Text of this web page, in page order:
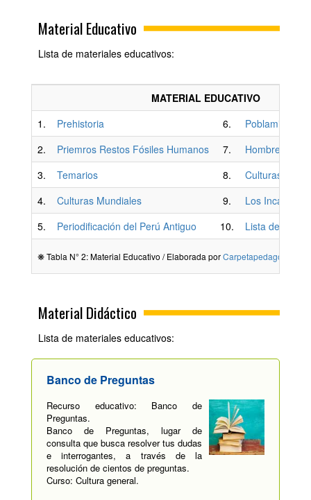
Material Educativo
Lista de materiales educativos:
MATERIAL EDUCATIVO
1.
Prehistoria 6.
Poblamiento
2.
Priemros Restos Fósiles Humanos 7.
Hombre
3.
Temarios 8.
Culturas
4.
Culturas Mundiales 9.
Los Incas
5.
Periodificación del Perú Antiguo 10. Lista de
❋ Tabla N° 2: Material Educativo / Elaborada por
Material Didáctico
Lista de materiales educativos:
Banco de Preguntas
Recurso educativo: Banco de
Preguntas.
Banco de Preguntas, lugar de
consulta que busca resolver tus dudas
e interrogantes, a través de la
resolución de cientos de preguntas.
Curso: Cultura general.